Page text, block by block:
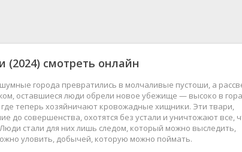
(2024) смотреть онлайн
города превратились в молчаливые пустоши, а
оставшиеся люди обрели новое убежище — высоко в
теперь хозяйничают кровожадные хищники. Эти твари,
до совершенства, охотятся без устали и уничтожают все,
стали для них лишь следом, который можно выследить,
уловить, добычей, которую можно поймать.